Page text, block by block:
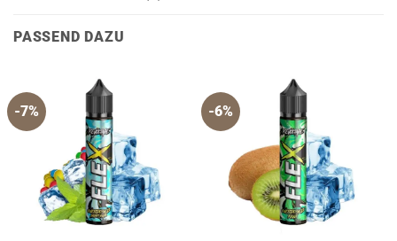
PASSEND DAZU
-7% -6%